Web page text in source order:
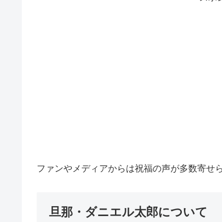
ファンやメディアからは祝福の声が多数寄せ
旦那・ダニエル太郎について